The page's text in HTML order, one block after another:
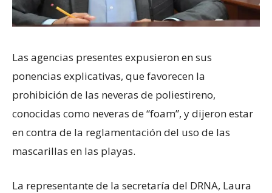
Las agencias presentes expusieron en sus
ponencias explicativas, que favorecen la
prohibición de las neveras de poliestireno,
conocidas como neveras de “foam”, y dijeron estar
en contra de la reglamentación del uso de las
mascarillas en las playas.
La representante de la secretaría del DRNA, Laura